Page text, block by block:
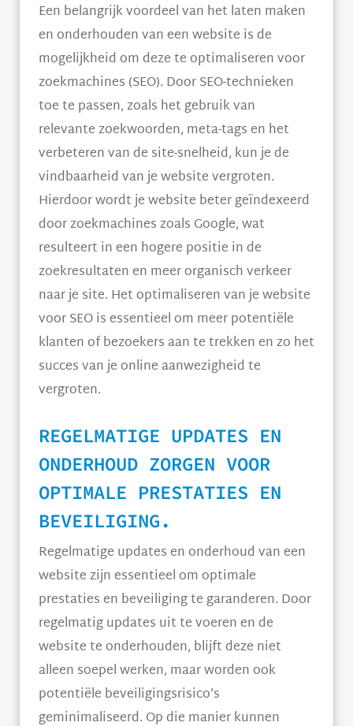
Een belangrijk voordeel van het laten maken
en onderhouden van een website is de
mogelijkheid om deze te optimaliseren voor
zoekmachines (SEO). Door SEO-technieken
toe te passen, zoals het gebruik van
relevante zoekwoorden, meta-tags en het
verbeteren van de site-snelheid, kun je de
vindbaarheid van je website vergroten.
Hierdoor wordt je website beter geïndexeerd
door zoekmachines zoals Google, wat
resulteert in een hogere positie in de
zoekresultaten en meer organisch verkeer
naar je site. Het optimaliseren van je website
voor SEO is essentieel om meer potentiële
klanten of bezoekers aan te trekken en zo het
succes van je online aanwezigheid te
vergroten.
REGELMATIGE UPDATES EN
ONDERHOUD ZORGEN VOOR
OPTIMALE PRESTATIES EN
BEVEILIGING.
Regelmatige updates en onderhoud van een
website zijn essentieel om optimale
prestaties en beveiliging te garanderen. Door
regelmatig updates uit te voeren en de
website te onderhouden, blijft deze niet
alleen soepel werken, maar worden ook
potentiële beveiligingsrisico’s
geminimaliseerd. Op die manier kunnen